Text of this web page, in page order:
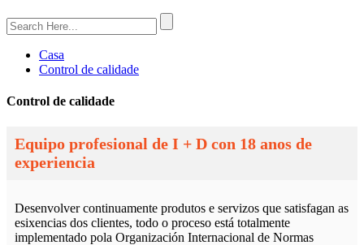
Casa
Control de calidade
Control de calidade
Equipo profesional de I + D con 18 anos de
experiencia
Desenvolver continuamente produtos e servizos que satisfagan as
esixencias dos clientes, todo o proceso está totalmente
implementado pola Organización Internacional de Normas